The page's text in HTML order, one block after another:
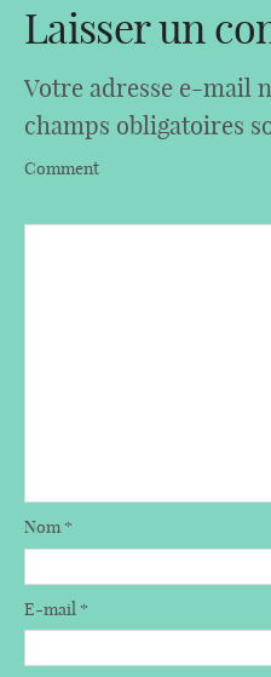
Laisser un
Votre adresse e-mail
champs obligatoires
Comment
Nom*
E-mail *